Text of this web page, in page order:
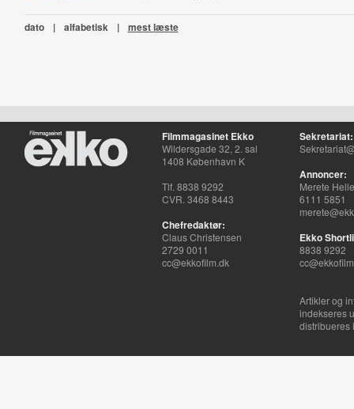
dato | alfabetisk | mest læste
Filmmagasinet Ekko
Wildersgade 32, 2. sal
1408 København K
Tlf. 8838 9292
CVR. 3468 8443
Chefredaktør:
Claus Christensen
2729 0011
cc@ekkofilm.dk
Sekretariat:
Annoncer:
Merete
6111 5851
Ekko
8838 9292
Artikler og
indekseres
distribueres